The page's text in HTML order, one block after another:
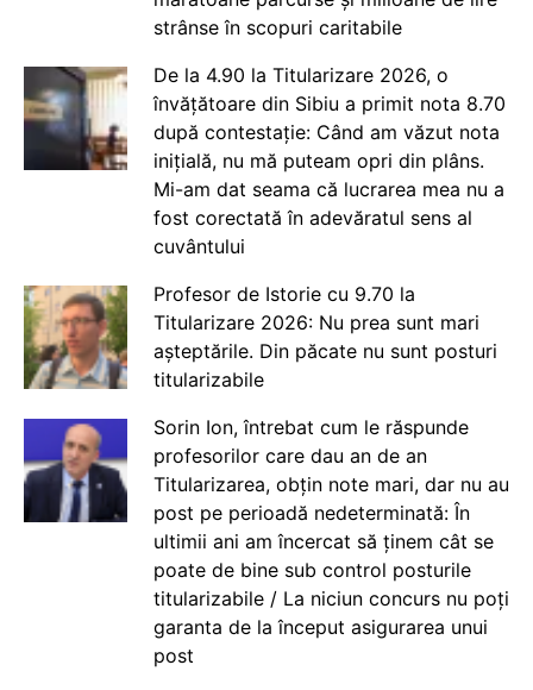
strânse în scopuri caritabile
De la 4.90 la Titularizare 2026, o
învățătoare din Sibiu a primit nota 8.70
după contestație: Când am văzut nota
inițială, nu mă puteam opri din plâns.
Mi-am dat seama că lucrarea mea nu a
fost corectată în adevăratul sens al
cuvântului
Profesor de Istorie cu 9.70 la
Titularizare 2026: Nu prea sunt mari
așteptările. Din păcate nu sunt posturi
titularizabile
Sorin Ion, întrebat cum le răspunde
profesorilor care dau an de an
Titularizarea, obțin note mari, dar nu au
post pe perioadă nedeterminată: În
ultimii ani am încercat să ținem cât se
poate de bine sub control posturile
titularizabile / La niciun concurs nu poți
garanta de la început asigurarea unui
post